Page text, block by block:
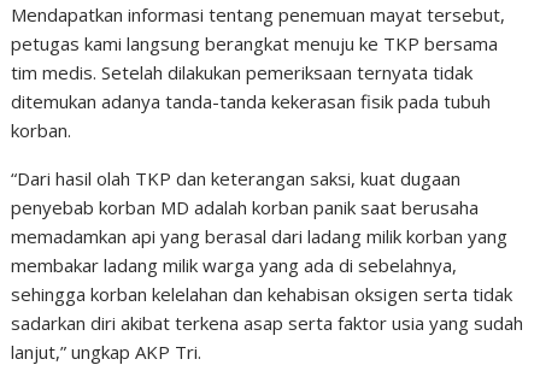
Mendapatkan informasi tentang penemuan mayat tersebut,
petugas kami langsung berangkat menuju ke TKP bersama
tim medis. Setelah dilakukan pemeriksaan ternyata tidak
ditemukan adanya tanda-tanda kekerasan fisik pada tubuh
korban.
“Dari hasil olah TKP dan keterangan saksi, kuat dugaan
penyebab korban MD adalah korban panik saat berusaha
memadamkan api yang berasal dari ladang milik korban yang
membakar ladang milik warga yang ada di sebelahnya,
sehingga korban kelelahan dan kehabisan oksigen serta tidak
sadarkan diri akibat terkena asap serta faktor usia yang sudah
lanjut,” ungkap AKP Tri.